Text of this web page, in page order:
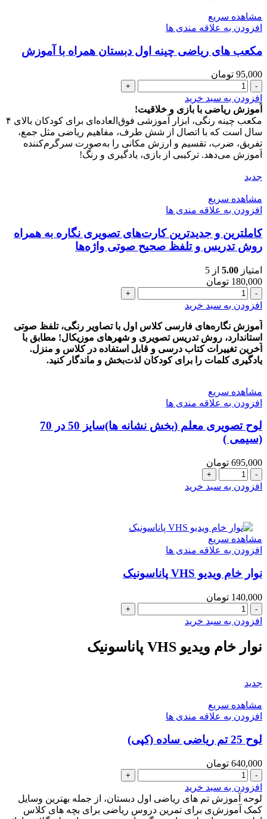
آموزش
عدد
مشاهده سریع
افزودن به علاقه مندی ها
مکعب های ریاضی چینه اول دبستان همراه با آموزش
95,000 تومان
مکعب
های
ریاضی
چینه
اول
دبستان
همراه
آموزش
افزودن به سبد خرید
آموزش ریاضی با بازی و خلاقیت!
مکعب چینه رنگی، ابزار آموزشی فوق‌العاده‌ای برای کودکان بالای ۴
سال است که با اتصال از شش طرف، مفاهیم ریاضی مثل جمع،
تفریق، ضرب، تقسیم و ارزش مکانی را به‌صورت سرگرم‌کننده
آموزش می‌دهد. ترکیبی از بازی، یادگیری و رنگ!
جدید
مشاهده سریع
افزودن به علاقه مندی ها
کاملترین و جدیدترین کارت‌های تصویری نگاره به همراه
روش تدریس و تلفظ صحیح صوتی واژه‌ها
امتیاز 5.00 از 5
180,000 تومان
کاملترین
و
کارت‌های
تصویری
نگاره
به
تدریس
و
صحیح
صوتی
عدد
افزودن به سبد خرید
آموزش نگاره‌های فارسی کلاس اول با تصاویر رنگی، تلفظ صوتی
استاندارد، روش تدریس تصویری و شهرهای موزیکال! مطابق با
آخرین تغییرات کتاب درسی و قابل استفاده در کلاس و منزل.
یادگیری کلمات را برای کودکان لذت‌بخش و ماندگار کنید.
مشاهده سریع
افزودن به علاقه مندی ها
لوح تصويری معلم (بخش نشانه ها)سایز 50 در 70
(سیمی )
695,000 تومان
لوح
تصويری
ها)سایز
50
در
(سیمی
عدد
افزودن به سبد خرید
مشاهده سریع
افزودن به علاقه مندی ها
نوار خام ویدیو VHS پاناسونیک
140,000 تومان
نوار
خام
VHS
پاناسونیک
افزودن به سبد خرید
نوار خام ویدیو VHS پاناسونیک
جدید
مشاهده سریع
افزودن به علاقه مندی ها
لوح 25 تم ریاضی ساده (کپی)
640,000 تومان
لوح
25
تم
ریاضی
افزودن به سبد خرید
لوحه آموزش تم های ریاضی اول دبستان، از جمله بهترین وسایل
کمک آموزش‌ی برای تمرین دروس ریاضی برای بچه های کلاس